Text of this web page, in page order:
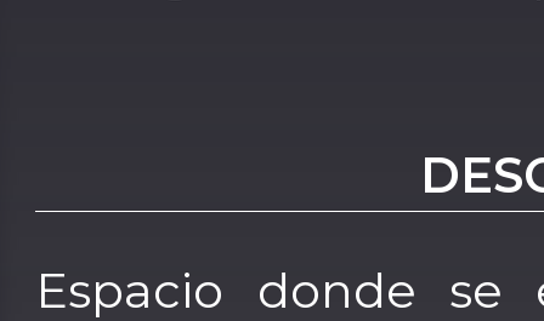
Espacio donde se